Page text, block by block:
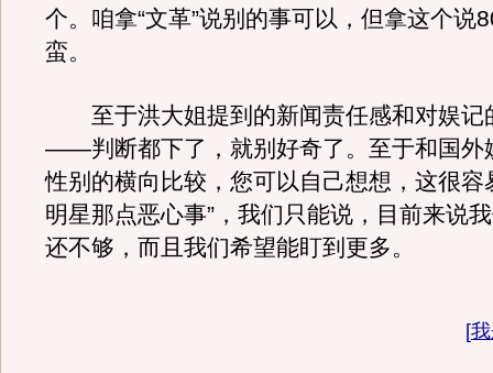
个。咱拿“文革”说别的事可以，但拿这个说
蛮。
至于洪大姐提到的新闻责任感和对娱记
——判断都下了，就别好奇了。至于和国外
性别的横向比较，您可以自己想想，这很容
明星那点恶心事”，我们只能说，目前来说
还不够，而且我们希望能盯到更多。
[